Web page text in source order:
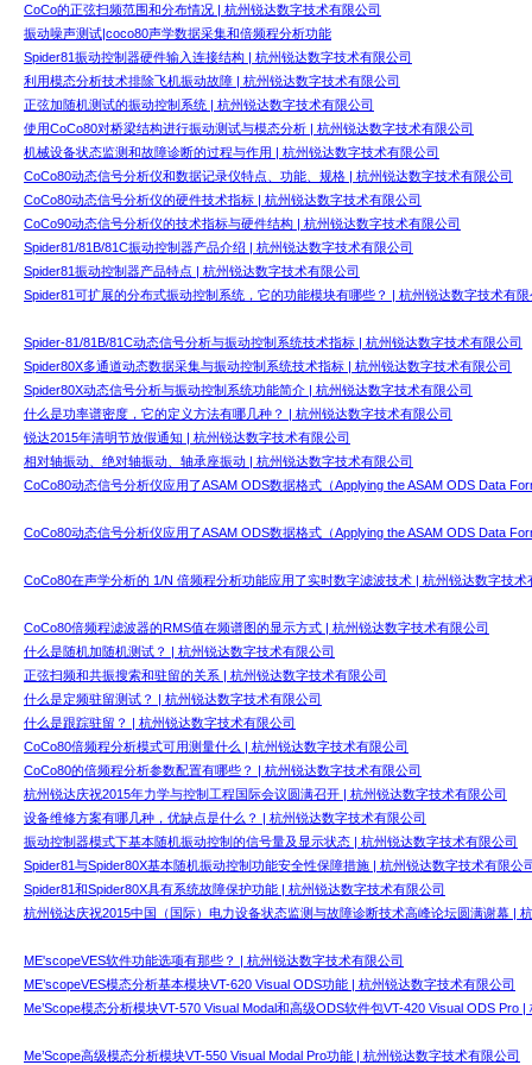
CoCo的正弦扫频范围和分布情况 | 杭州锐达数字技术有限公司
振动噪声测试|coco80声学数据采集和倍频程分析功能
Spider81振动控制器硬件输入连接结构 | 杭州锐达数字技术有限公司
利用模态分析技术排除飞机振动故障 | 杭州锐达数字技术有限公司
正弦加随机测试的振动控制系统 | 杭州锐达数字技术有限公司
使用CoCo80对桥梁结构进行振动测试与模态分析 | 杭州锐达数字技术有限公司
机械设备状态监测和故障诊断的过程与作用 | 杭州锐达数字技术有限公司
CoCo80动态信号分析仪和数据记录仪特点、功能、规格 | 杭州锐达数字技术有限公司
CoCo80动态信号分析仪的硬件技术指标 | 杭州锐达数字技术有限公司
CoCo90动态信号分析仪的技术指标与硬件结构 | 杭州锐达数字技术有限公司
Spider81/81B/81C振动控制器产品介绍 | 杭州锐达数字技术有限公司
Spider81振动控制器产品特点 | 杭州锐达数字技术有限公司
Spider81可扩展的分布式振动控制系统，它的功能模块有哪些？ | 杭州锐达数字技术有限
Spider-81/81B/81C动态信号分析与振动控制系统技术指标 | 杭州锐达数字技术有限公司
Spider80X多通道动态数据采集与振动控制系统技术指标 | 杭州锐达数字技术有限公司
Spider80X动态信号分析与振动控制系统功能简介 | 杭州锐达数字技术有限公司
什么是功率谱密度，它的定义方法有哪几种？ | 杭州锐达数字技术有限公司
锐达2015年清明节放假通知 | 杭州锐达数字技术有限公司
相对轴振动、绝对轴振动、轴承座振动 | 杭州锐达数字技术有限公司
CoCo80动态信号分析仪应用了ASAM ODS数据格式（Applying the ASAM ODS Data
CoCo80动态信号分析仪应用了ASAM ODS数据格式（Applying the ASAM ODS Data
CoCo80在声学分析的 1/N 倍频程分析功能应用了实时数字滤波技术 | 杭州锐达数字技术
CoCo80倍频程滤波器的RMS值在频谱图的显示方式 | 杭州锐达数字技术有限公司
什么是随机加随机测试？ | 杭州锐达数字技术有限公司
正弦扫频和共振搜索和驻留的关系 | 杭州锐达数字技术有限公司
什么是定频驻留测试？ | 杭州锐达数字技术有限公司
什么是跟踪驻留？ | 杭州锐达数字技术有限公司
CoCo80倍频程分析模式可用测量什么 | 杭州锐达数字技术有限公司
CoCo80的倍频程分析参数配置有哪些？ | 杭州锐达数字技术有限公司
杭州锐达庆祝2015年力学与控制工程国际会议圆满召开 | 杭州锐达数字技术有限公司
设备维修方案有哪几种，优缺点是什么？ | 杭州锐达数字技术有限公司
振动控制器模式下基本随机振动控制的信号量及显示状态 | 杭州锐达数字技术有限公司
Spider81与Spider80X基本随机振动控制功能安全性保障措施 | 杭州锐达数字技术有限公
Spider81和Spider80X具有系统故障保护功能 | 杭州锐达数字技术有限公司
杭州锐达庆祝2015中国（国际）电力设备状态监测与故障诊断技术高峰论坛圆满谢幕 |
ME'scopeVES软件功能选项有那些？ | 杭州锐达数字技术有限公司
ME’scopeVES模态分析基本模块VT-620 Visual ODS功能 | 杭州锐达数字技术有限公司
Me’Scope模态分析模块VT-570 Visual Modal和高级ODS软件包VT-420 Visual ODS Pro
Me’Scope高级模态分析模块VT-550 Visual Modal Pro功能 | 杭州锐达数字技术有限公司